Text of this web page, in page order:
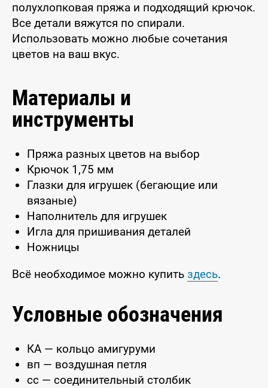
полухлопковая пряжа и подходящий крючок.
Все детали вяжутся по спирали.
Использовать можно любые сочетания
цветов на ваш вкус.
Материалы и
инструменты
Пряжа разных цветов на выбор
Крючок 1,75 мм
Глазки для игрушек (бегающие или
вязаные)
Наполнитель для игрушек
Игла для пришивания деталей
Ножницы
Всё необходимое можно купить здесь.
Условные обозначения
КА — кольцо амигуруми
вп — воздушная петля
сс — соединительный столбик